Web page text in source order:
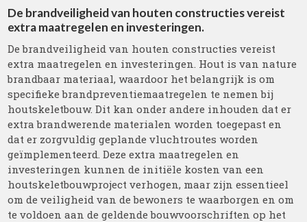
De brandveiligheid van houten constructies vereist
extra maatregelen en investeringen.
De brandveiligheid van houten constructies vereist
extra maatregelen en investeringen. Hout is van nature
brandbaar materiaal, waardoor het belangrijk is om
specifieke brandpreventiemaatregelen te nemen bij
houtskeletbouw. Dit kan onder andere inhouden dat er
extra brandwerende materialen worden toegepast en
dat er zorgvuldig geplande vluchtroutes worden
geïmplementeerd. Deze extra maatregelen en
investeringen kunnen de initiële kosten van een
houtskeletbouwproject verhogen, maar zijn essentieel
om de veiligheid van de bewoners te waarborgen en om
te voldoen aan de geldende bouwvoorschriften op het